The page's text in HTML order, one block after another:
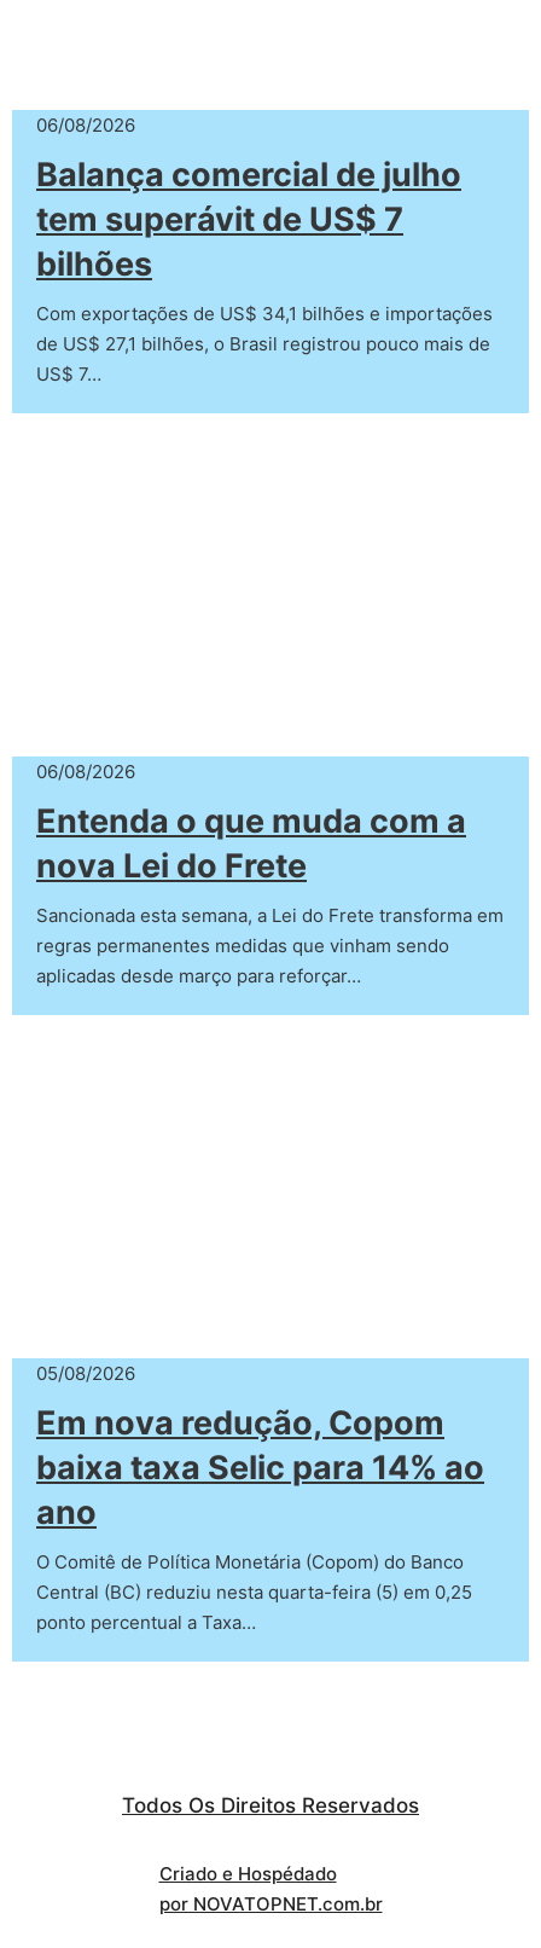
06/08/2026
Balança comercial de julho
tem superávit de US$ 7
bilhões
Com exportações de US$ 34,1 bilhões e importações
de US$ 27,1 bilhões, o Brasil registrou pouco mais de
US$ 7…
06/08/2026
Entenda o que muda com a
nova Lei do Frete
Sancionada esta semana, a Lei do Frete transforma em
regras permanentes medidas que vinham sendo
aplicadas desde março para reforçar…
05/08/2026
Em nova redução, Copom
baixa taxa Selic para 14% ao
ano
O Comitê de Política Monetária (Copom) do Banco
Central (BC) reduziu nesta quarta-feira (5) em 0,25
ponto percentual a Taxa…
Todos Os Direitos Reservados
Criado e Hospédado
por NOVATOPNET.com.br